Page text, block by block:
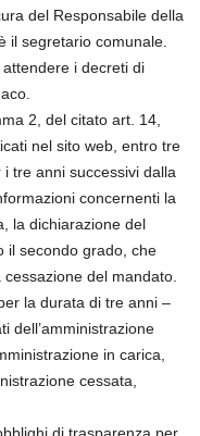
del Responsabile della
il segretario comunale.
i decreti di
2, del citato art. 14,
nel sito web, entro tre
tre anni successivi dalla
concernenti la
la dichiarazione del
il secondo grado, che
del mandato.
la durata di tre anni –
dell’amministrazione
in carica,
cessata,